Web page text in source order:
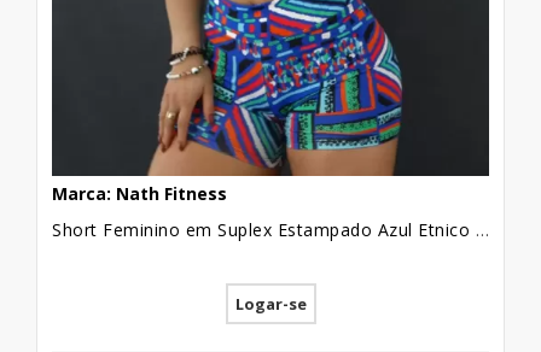
Marca: Nath Fitness
Short Feminino em Suplex Estampado Azul Etnico [2109133]
Logar-se